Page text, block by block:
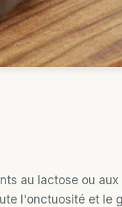
au lactose ou aux
l'onctuosité et le